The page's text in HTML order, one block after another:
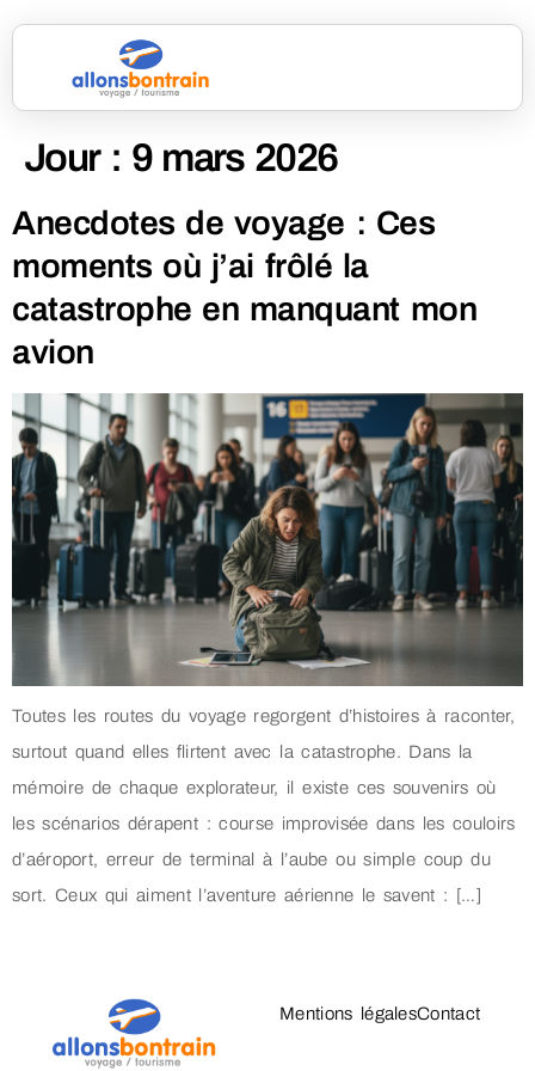
Jour : 9 mars 2026
Anecdotes de voyage : Ces
moments où j’ai frôlé la
catastrophe en manquant mon
avion
Toutes les routes du voyage regorgent d’histoires à raconter,
surtout quand elles flirtent avec la catastrophe. Dans la
mémoire de chaque explorateur, il existe ces souvenirs où
les scénarios dérapent : course improvisée dans les couloirs
d’aéroport, erreur de terminal à l’aube ou simple coup du
sort. Ceux qui aiment l’aventure aérienne le savent : […]
Mentions légalesContact